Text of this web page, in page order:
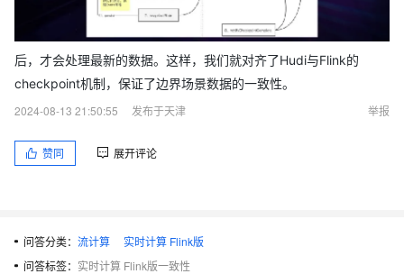
后，才会处理最新的数据。这样，我们就对齐了Hudi与Flink的
checkpoint机制，保证了边界场景数据的一致性。
2024-08-13 21:50:55
发布于天津 举报
赞同 展开评论
问答分类： 流计算
实时计算 Flink版
问答标签： 实时计算 Flink版一致性